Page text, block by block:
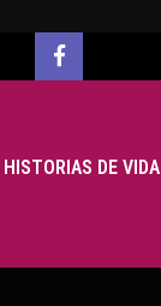
HISTORIAS DE VIDA